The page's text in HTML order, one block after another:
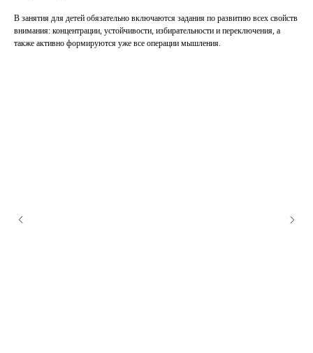
В занятия для детей обязательно включаются задания по развитию всех свойств
внимания: концентрации, устойчивости, избирательности и переключения, а
также активно формируются уже все операции мышления.